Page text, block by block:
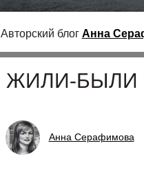
Авторский блог Анна
ЖИЛИ-БЫЛИ
Анна Серафимова